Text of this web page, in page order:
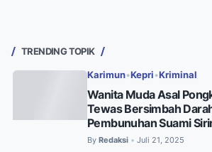
TRENDING TOPIK
Karimun•Kepri •Kriminal
Wanita Muda Asal
Tewas Bersimbah
Pembunuhan Suami
By Redaksi • Juli 21, 2025